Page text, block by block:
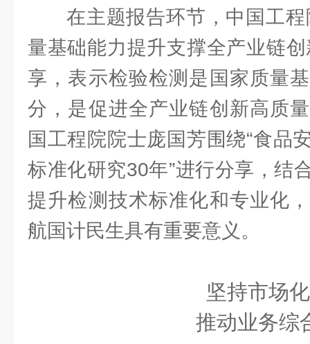
在主题报告环节，中国工
量基础能力提升支撑全产业链
享，表示检验检测是国家质量
分，是促进全产业链创新高质
国工程院院士庞国芳围绕“食品
标准化研究30年”进行分享，结
提升检测技术标准化和专业化
航国计民生具有重要意义。
坚持市场
推动业务综